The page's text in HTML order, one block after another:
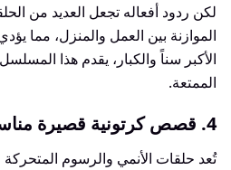
لكن ردود أفعاله تجعل العديد من
الموازنة بين العمل والمنزل، مما
الأكبر سناً والكبار، يقدم هذا
الممتعة.
4. قصص كرتونية قصيرة مناسبة للعائلة
تُعد حلقات الأنمي والرسوم المتحركة